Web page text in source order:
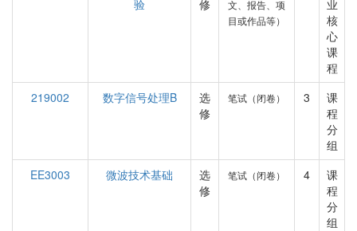
验
修
文、报告、项
目或作品等）
业
核
心
课
程
219002
数字信号处理B
选
修
笔试（闭卷） 3
课
程
分
组
EE3003
微波技术基础
选
修
笔试（闭卷） 4
课
程
分
组